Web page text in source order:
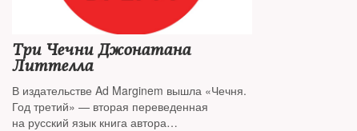
Три Чечни Джонатана
Литтелла
В издательстве Ad Marginem вышла «Чечня.
Год третий» — вторая переведенная
на русский язык книга автора